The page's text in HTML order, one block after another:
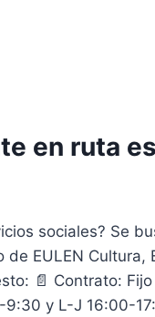
en ruta
sociales? Se
EULEN
📄 Contrato:
9:30 y L-J 16:00-